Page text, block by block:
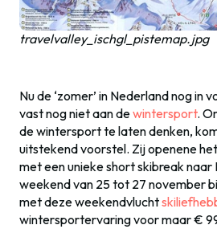
travelvalley_ischgl_pistemap.jpg
Nu de ‘zomer’ in Nederland nog in
vast nog niet aan dewintersport.
de wintersport te laten denken,
uitstekend voorstel. Zij openene
met een unieke short skibreak naar
weekend van 25 tot 27 november
met deze weekendvlucht
wintersportervaring voor maar €